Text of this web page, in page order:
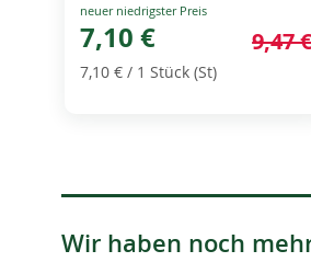
Special
Price
7,10 € 9,47
7,10 € / 1 Stück (St)
Wir haben noch